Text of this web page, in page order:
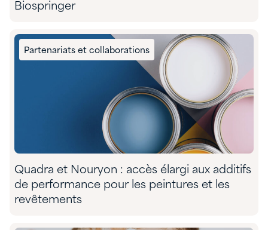
Biospringer
Partenariats et collaborations
Quadra et Nouryon : accès élargi aux additifs
de performance pour les peintures et les
revêtements